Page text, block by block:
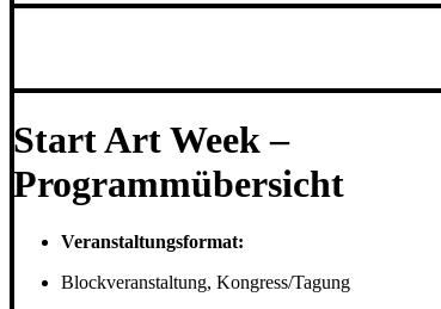
Start Art Week –
Programmübersicht
Veranstaltungsformat:
Blockveranstaltung, Kongress/Tagung